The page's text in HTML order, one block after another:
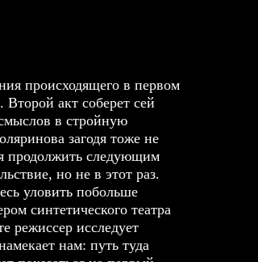
происходящего в первом
Второй акт соберет сей
в стройную
загодя тоже не
продолжить следующим
но не в этот раз.
уловить побольше
синтетического театра
режиссер исследует
нам: путь туда